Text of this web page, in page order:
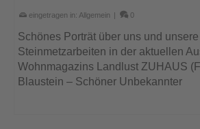
eingetragen in: Allgemein | 0
Schönes Porträt über uns und unsere
Steinmetzarbeiten in der aktuellen
Wohnmagazins Landlust ZUHAUS
Blaustein – Schöner Unbekannter